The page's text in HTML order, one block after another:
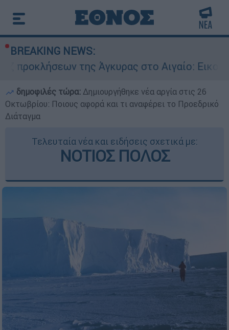
BREAKING NEWS:
της Άγκυρας στο Αιγαίο: Εικονική
δημοφιλές τώρα: Δημιουργήθηκε νέα αργία στις 26
Οκτωβρίου: Ποιους αφορά και τι αναφέρει το Προεδρικό
Διάταγμα
Τελευταία νέα και ειδήσεις σχετικά με:
ΝΟΤΙΟΣ ΠΟΛΟΣ